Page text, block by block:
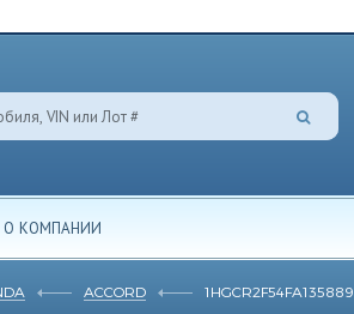
О КОМПАНИИ
ACCORD 1HGCR2F54FA135889